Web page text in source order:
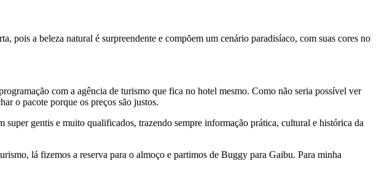
pois a beleza natural é surpreendente e compõem um cenário paradisíaco, com suas cores no
com a agência de turismo que fica no hotel mesmo. Como não seria possível ver
o pacote porque os preços são justos.
gentis e muito qualificados, trazendo sempre informação prática, cultural e histórica da
lá fizemos a reserva para o almoço e partimos de Buggy para Gaibu. Para minha